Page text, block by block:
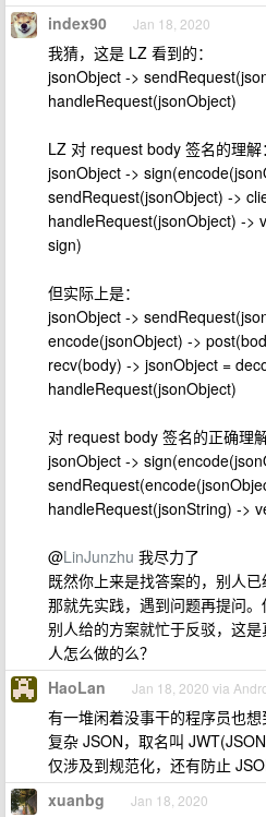
index90 Jan 18, 2020
我猜，这是 LZ 看到的：
jsonObject ->
handleRequest(jsonObject)
LZ 对 request body 签名的理解：
jsonObject ->
sendRequest(jsonObject) ->
handleRequest(jsonObject) ->
sign)
但实际上是：
jsonObject ->
encode(jsonObject) ->
recv(body) -> jsonObject =
handleRequest(jsonObject)
对 request body 签名的正确理解
jsonObject ->
handleRequest(jsonString) ->
@LinJunzhu 我尽力了
既然你上来是找答案的，别人已
那就先实践，遇到问题再提问
别人给的方案就忙于反驳，这
人怎么做的么？
HaoLan Jan 18, 2020 via
有一堆闲着没事干的程序员也
复杂 JSON，取名叫
仅涉及到规范化，还有防止
xuanbg Jan 18, 2020